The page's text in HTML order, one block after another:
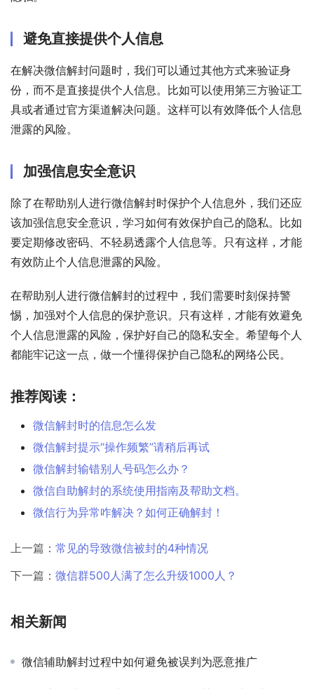
避免直接提供个人信息
在解决微信解封问题时，我们可以通过其他方式来验证身
份，而不是直接提供个人信息。比如可以使用第三方验证工
具或者通过官方渠道解决问题。这样可以有效降低个人信息
泄露的风险。
加强信息安全意识
除了在帮助别人进行微信解封时保护个人信息外，我们还应
该加强信息安全意识，学习如何有效保护自己的隐私。比如
要定期修改密码、不轻易透露个人信息等。只有这样，才能
有效防止个人信息泄露的风险。
在帮助别人进行微信解封的过程中，我们需要时刻保持警
惕，加强对个人信息的保护意识。只有这样，才能有效避免
个人信息泄露的风险，保护好自己的隐私安全。希望每个人
都能牢记这一点，做一个懂得保护自己隐私的网络公民。
推荐阅读：
微信解封时的信息怎么发
微信解封提示“操作频繁”请稍后再试
微信解封输错别人号码怎么办？
微信自助解封的系统使用指南及帮助文档。
微信行为异常咋解决？如何正确解封！
上一篇： 常见的导致微信被封的4种情况
下一篇： 微信群500人满了怎么升级1000人？
相关新闻
微信辅助解封过程中如何避免被误判为恶意推广